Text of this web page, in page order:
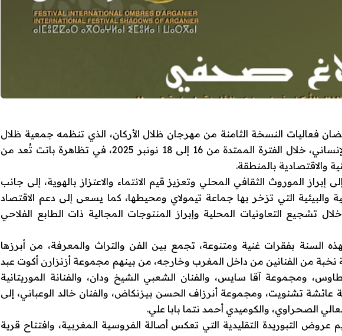
فعاليات النسخة الثامنة من مهرجان ظلال الأركان، الذي تنظمه جمعية ظلال
الأركان للتنمية والتضامن الإنساني، خلال الفترة الممتدة من 16 إلى 18 نونبر 2025، في تظاهرة باتت تُعد من
والاقتصادية بالمنطقة.
الموروث الثقافي المحلي وتعزيز قيم الانتماء والاعتزاز بالهوية، إلى جانب
والبيئية التي تزخر بها جماعة تيمولاي ومحيطها، كما يسعى إلى دعم الاقتصاد
تشجيع التعاونيات المحلية وإبراز المنتوجات المجالية ذات الطابع الفلاحي
السنة بفقرات غنية ومتنوعة، تجمع بين الفن والتراث والمعرفة، من أبرزها
من الفنانين من داخل المغرب وخارجه، من بينهم مجموعة أزنزارن أكوت عبد
ومجموعة آقا سايس، والفنان الشعبي الشيخ ودان، والفنانة الموريتانية
عائشة تشنويت، ومجموعة أنرزاف الحسن بيزنكاض، والفنان خالد الوعباني، إلى
الصحراوي، والكوميدي أحمد نتما بابا علي.
التبوريدة التقليدية التي تعكس أصالة الفروسية المغربية، وافتتاح قرية